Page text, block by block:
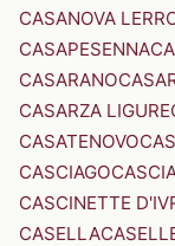
CASANOVA
CASAPESENNA
CASARANO
CASARZA LIGURE
CASATENOVO
CASCIAGO
CASCINETTE
CASELLA